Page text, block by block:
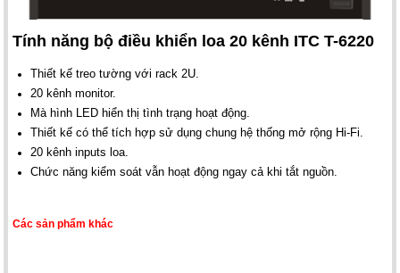
Tính năng bộ điều khiển loa 20 kênh ITC T-6220
Thiết kế treo tường với rack 2U.
20 kênh monitor.
Mà hình LED hiển thị tình trạng hoạt động.
Thiết kế có thể tích hợp sử dụng chung hệ thống mở rộng Hi-Fi.
20 kênh inputs loa.
Chức năng kiểm soát vẫn hoạt động ngay cả khi tắt nguồn.
Các sản phẩm khác